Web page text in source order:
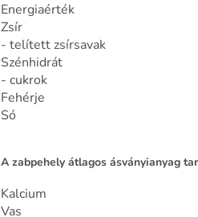
Energiaérték
Zsír
- telített zsírsavak
Szénhidrát
- cukrok
Fehérje
Só
A zabpehely átlagos ásványianyag
Kalcium
Vas